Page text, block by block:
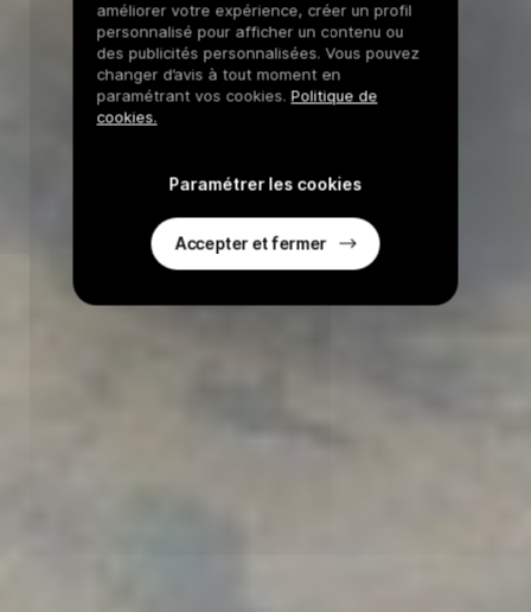
améliorer votre expérience, créer un profil
personnalisé pour afficher un contenu ou
des publicités personnalisées. Vous pouvez
changer d’avis à tout moment en
paramétrant vos cookies. Politique de
cookies.
Paramétrer les cookies
Accepter et fermer